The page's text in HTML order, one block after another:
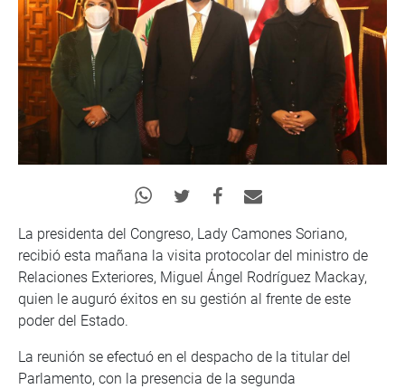
La presidenta del Congreso, Lady Camones Soriano,
recibió esta mañana la visita protocolar del ministro de
Relaciones Exteriores, Miguel Ángel Rodríguez Mackay,
quien le auguró éxitos en su gestión al frente de este
poder del Estado.
La reunión se efectuó en el despacho de la titular del
Parlamento, con la presencia de la segunda